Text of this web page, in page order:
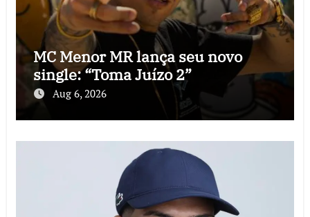
MC Menor MR lança seu novo
single: “Toma Juízo 2”
Aug 6, 2026